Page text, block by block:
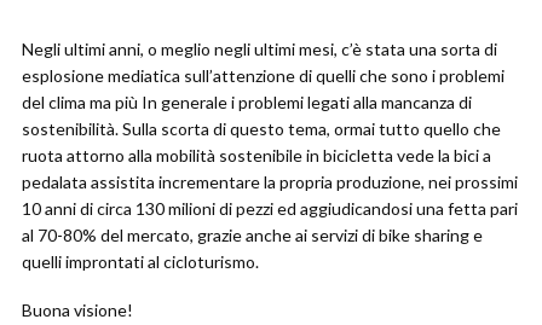
Negli ultimi anni, o meglio negli ultimi mesi, c’è stata una sorta di
esplosione mediatica sull’attenzione di quelli che sono i problemi
del clima ma più In generale i problemi legati alla mancanza di
sostenibilità. Sulla scorta di questo tema, ormai tutto quello che
ruota attorno alla mobilità sostenibile in bicicletta vede la bici a
pedalata assistita incrementare la propria produzione, nei prossimi
10 anni di circa 130 milioni di pezzi ed aggiudicandosi una fetta pari
al 70-80% del mercato, grazie anche ai servizi di bike sharing e
quelli improntati al cicloturismo.
Buona visione!